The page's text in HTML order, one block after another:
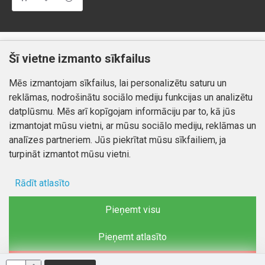
Klientiem
Kontakti
Preču atgriešana
Mans profils
Mans profils
Pasūtījumi
Piegāde un apmaksa
Atteikuma tiesības
Privātuma politika
Kontakti
Autortiesības © 2026, www.autobode.lv, Visas tiesības
Šī vietne izmanto sīkfailus
Mēs izmantojam sīkfailus, lai personalizētu saturu un
reklāmas, nodrošinātu sociālo mediju funkcijas un analizētu
datplūsmu. Mēs arī kopīgojam informāciju par to, kā jūs
izmantojat mūsu vietni, ar mūsu sociālo mediju, reklāmas un
analīzes partneriem. Jūs piekrītat mūsu sīkfailiem, ja
turpināt izmantot mūsu vietni.
Rādīt atlasīto
Reklāmas personalizēšana
Pieņemt visu
Pieņemt atlasīto